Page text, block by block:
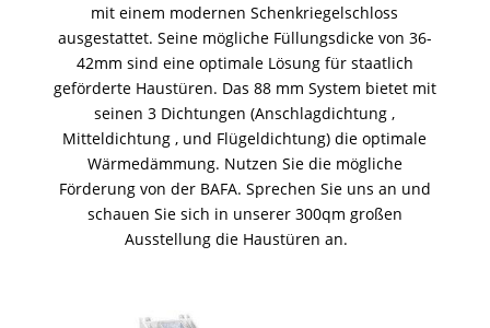
mit einem modernen Schenkriegelschloss
ausgestattet. Seine mögliche Füllungsdicke von 36-
42mm sind eine optimale Lösung für staatlich
geförderte Haustüren. Das 88 mm System bietet mit
seinen 3 Dichtungen (Anschlagdichtung ,
Mitteldichtung , und Flügeldichtung) die optimale
Wärmedämmung. Nutzen Sie die mögliche
Förderung von der BAFA. Sprechen Sie uns an und
schauen Sie sich in unserer 300qm großen
Ausstellung die Haustüren an.